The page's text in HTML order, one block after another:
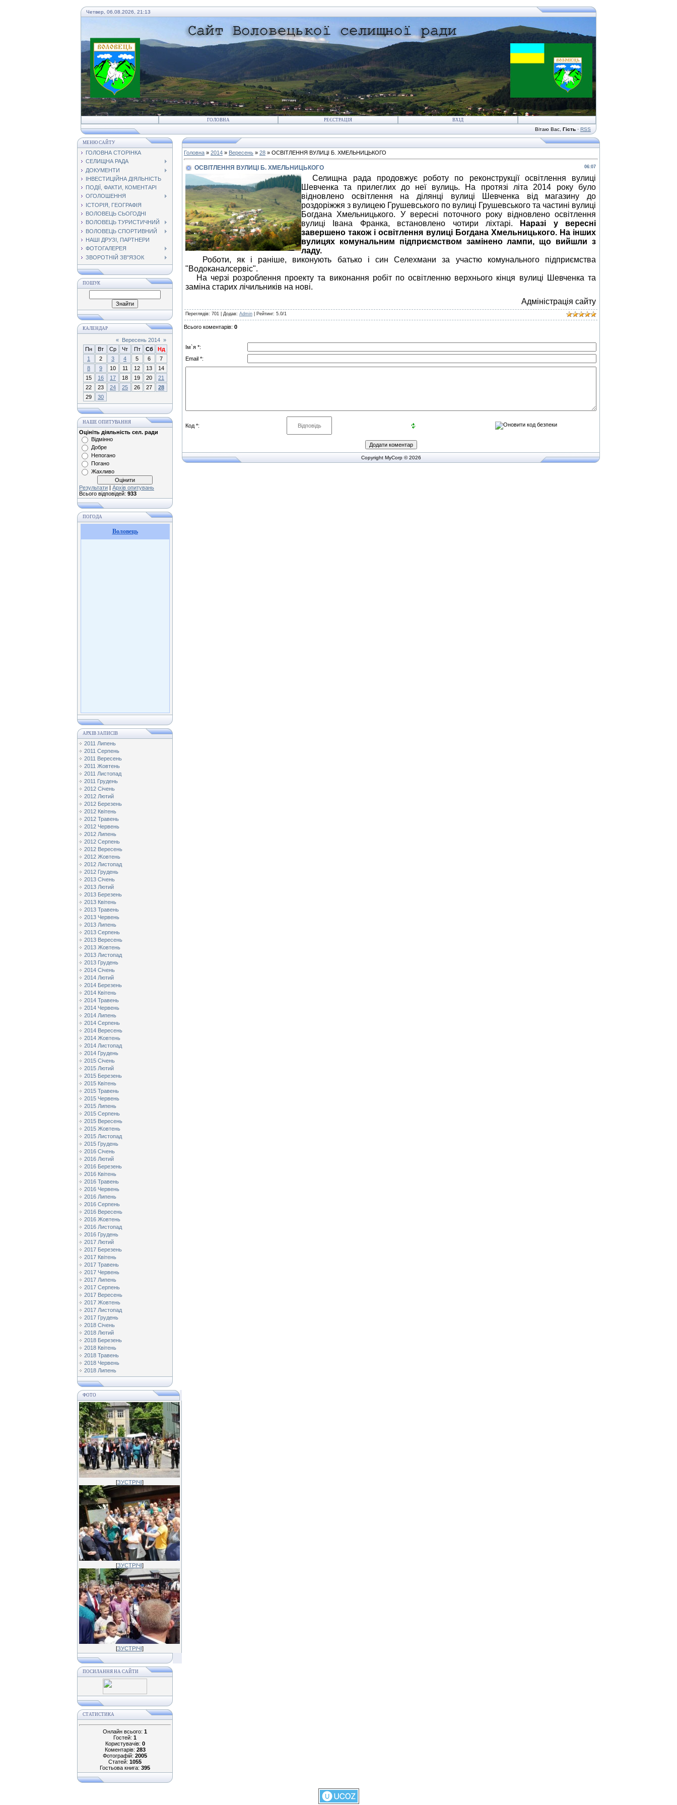
Четвер, 06.08.2026, 21:13
ГОЛОВНА РЕЄСТРАЦІЯ ВХІД
Вітаю Вас Гість · RSS
МЕНЮ САЙТУ
ГОЛОВНА СТОРІНКА
СЕЛИЩНА РАДА
ДОКУМЕНТИ
ІНВЕСТИЦІЙНА ДІЯЛЬНІСТЬ
ПОДІЇ, ФАКТИ, КОМЕНТАРІ
ОГОЛОШЕННЯ
ІСТОРІЯ, ГЕОГРАФІЯ
ВОЛОВЕЦЬ СЬОГОДНІ
ВОЛОВЕЦЬ ТУРИСТИЧНИЙ
ВОЛОВЕЦЬ СПОРТИВНИЙ
НАШІ ДРУЗІ, ПАРТНЕРИ
ФОТОГАЛЕРЕЯ
ЗВОРОТНІЙ ЗВ"ЯЗОК
ПОШУК
КАЛЕНДАР
« Вересень 2014 »
Пн
Вт Ср Чт Пт Сб
Нд
1
2 3 4 5 6
7
8
9 10 11 12 13
14
15
16 17 18 19 20
21
22
23 24 25 26 27
28
29
30
НАШЕ ОПИТУВАННЯ
Оцініть діяльність сел. ради
Відмінно
Добре
Непогано
Погано
Жахливо
Результати | Архів опитувань
Всього відповідей: 933
ПОГОДА
Воловець
АРХІВ ЗАПИСІВ
2011 Липень
2011 Серпень
2011 Вересень
2011 Жовтень
2011 Листопад
2011 Грудень
2012 Січень
2012 Лютий
2012 Березень
2012 Квітень
2012 Травень
2012 Червень
2012 Липень
2012 Серпень
2012 Вересень
2012 Жовтень
2012 Листопад
2012 Грудень
2013 Січень
2013 Лютий
2013 Березень
2013 Квітень
2013 Травень
2013 Червень
2013 Липень
2013 Серпень
2013 Вересень
2013 Жовтень
2013 Листопад
2013 Грудень
2014 Січень
2014 Лютий
2014 Березень
2014 Квітень
2014 Травень
2014 Червень
2014 Липень
2014 Серпень
2014 Вересень
2014 Жовтень
2014 Листопад
2014 Грудень
2015 Січень
2015 Лютий
2015 Березень
2015 Квітень
2015 Травень
2015 Червень
2015 Липень
2015 Серпень
2015 Вересень
2015 Жовтень
2015 Листопад
2015 Грудень
2016 Січень
2016 Лютий
2016 Березень
2016 Квітень
2016 Травень
2016 Червень
2016 Липень
2016 Серпень
2016 Вересень
2016 Жовтень
2016 Листопад
2016 Грудень
2017 Лютий
2017 Березень
2017 Квітень
2017 Травень
2017 Червень
2017 Липень
2017 Серпень
2017 Вересень
2017 Жовтень
2017 Листопад
2017 Грудень
2018 Січень
2018 Лютий
2018 Березень
2018 Квітень
2018 Травень
2018 Червень
2018 Липень
ФОТО
[ЗУСТРІЧІ]
[ЗУСТРІЧІ]
[ЗУСТРІЧІ]
ПОСИЛАННЯ НА САЙТИ
СТАТИСТИКА
Онлайн всього: 1
Гостей: 1
Користувачів: 0
Коментарів: 283
Фотографій: 2005
Статей: 1055
Гостьова книга: 395
Головна » 2014 » Вересень » 28 » ОСВІТЛЕННЯ ВУЛИЦІ Б. ХМЕЛЬНИЦЬКОГО
06:07
ОСВІТЛЕННЯ ВУЛИЦІ Б. ХМЕЛЬНИЦЬКОГО
Селищна рада продовжує роботу по реконструкції освітлення вулиці
Шевченка та прилеглих до неї вулиць. На протязі літа 2014 року було
відновлено освітлення на ділянці вулиці Шевченка від магазину до
роздоріжжя з вулицею Грушевського по вулиці Грушевського та частині вулиці
Богдана Хмельницького. У вересні поточного року відновлено освітлення
вулиці Івана Франка, встановлено чотири ліхтарі.
Наразі у вересні
завершено також і освітлення вулиці Богдана Хмельницького. На інших
вулицях комунальним підприємством замінено лампи, що вийшли з
ладу.
Роботи, як і раніше, виконують батько і син Селехмани за участю комунального підприємства
"Водоканалсервіс".
На черзі розроблення проекту та виконання робіт по освітленню верхнього кінця вулиці Шевченка та
заміна старих лічильників на нові.
Адміністрація сайту
Переглядів: 701 | Додав: Admin Рейтинг: 5.0/1
Всього коментарів: 0
Ім`я *:
Email *:
Код *:
Copyright MyCorp © 2026